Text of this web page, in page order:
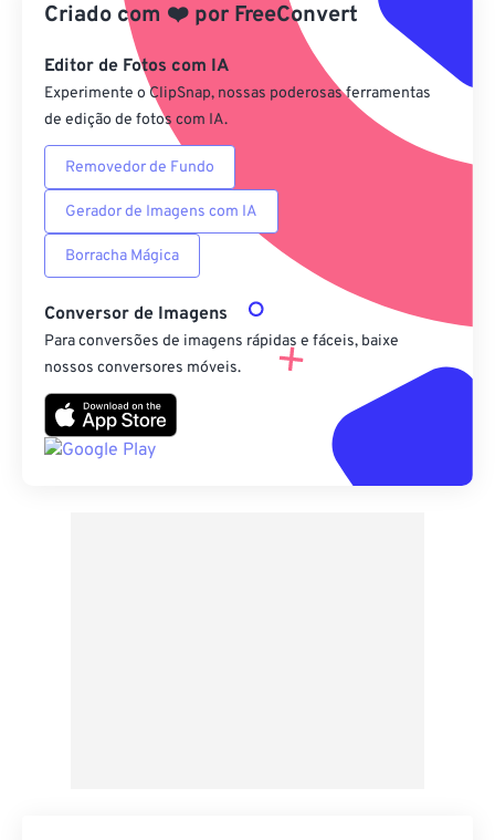
Salvar como predefinição
Criado com ❤️ por FreeConvert
Editor de Fotos com IA
Experimente o ClipSnap, nossas poderosas ferramentas
de edição de fotos com IA.
Removedor de Fundo
Gerador de Imagens com IA
Borracha Mágica
Conversor de Imagens
Para conversões de imagens rápidas e fáceis, baixe
nossos conversores móveis.